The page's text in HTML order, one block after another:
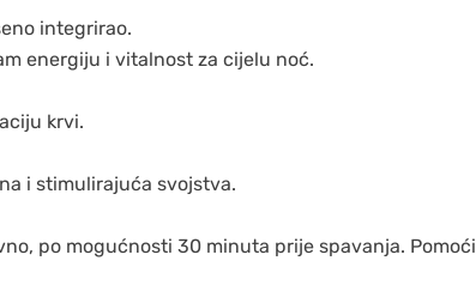
integrirao.
energiju i vitalnost za cijelu noć.
krvi.
i stimulirajuća svojstva.
po mogućnosti 30 minuta prije spavanja. Pomoći